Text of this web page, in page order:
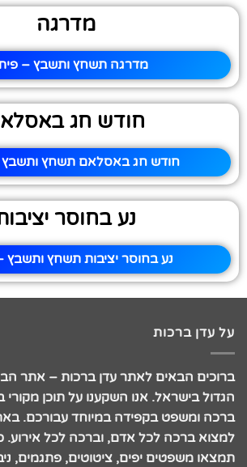
מדרגה
מדרגה תשחץ ותשבץ –
חודש חג
חודש חג באסלאם תשחץ ותשבץ
נע בחוסר
נע בחוסר יציבות תשחץ ותשבץ
על עדן ברכות
ברוכים הבאים לאתר עדן ברכות – אתר
הגדול בישראל. אנו השקענו על תוכן מקורי
ברכה ומשפט בקפידה במיוחד עבורכם.
למצוא ברכה לכל אדם, וברכה לכל אירוע.
תמצאו משפטים יפים, ציטוטים, פתגמים,